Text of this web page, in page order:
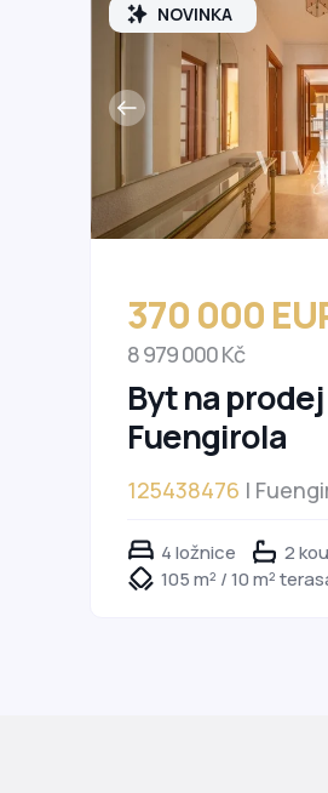
NOVINKA
370 000
8 979 000 Kč
Byt na prodej
Fuengirola
125438476 |
4 ložnice
2
105 m² / 10 m²